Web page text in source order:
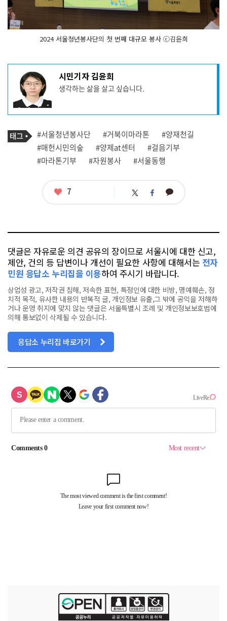
2024 서울청년봉사단의 첫 번째 대규모 봉사 ⓒ김윤희
사
작
성
자
프
필
시민기자 김윤희
생각하는 삶을 살고 싶습니다.
기
사
관
련
태
태
그
#서울청년봉사단 #거북이마라톤
#양재천길
#매헌시민의숲
#양제at센터
#걸음기부
#마라톤기부
#자원봉사 #서울동행
좋
7 트 페 카
댓글은 자유로운 의견 공유의 장이므로 서울시에 대한 신고,
제안, 건의 등 답변이나 개선이 필요한 사항에 대해서는 전자
민원 응답소 누리집을 이용하여 주시기 바랍니다.
상업성 광고, 저작권 침해, 저속한 표현, 특정인에 대한 비방, 명예훼손, 정
치적 목적, 유사한 내용의 반복적 글, 개인정보 유출,그 밖에 공익을 저해하
거나 운영 취지에 맞지 않는 댓글은 서울특별시 조례 및 개인정보보호법에
의해 통보없이 삭제될 수 있습니다.
응답소 누리집 바로가기